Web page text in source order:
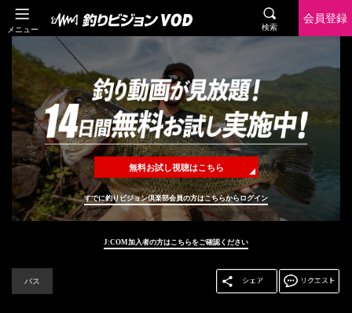
メニュー 検索
会員登録
無料お試し視聴はこちら
すでに釣りビジョン倶楽部会員の方はこちらからログイン
J:COM加入者の方はこちらをご確認ください
バス